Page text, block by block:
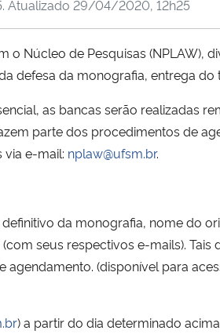
. Atualizado 29/04/2020, 12h25
Núcleo de Pesquisas (NPLAW),
defesa da monografia, entrega do
as bancas serão realizadas
parte dos procedimentos de
via e-mail: nplaw@ufsm.br.
da monografia, nome do
seus respectivos e-mails).
(disponível para
) a partir do dia determinado